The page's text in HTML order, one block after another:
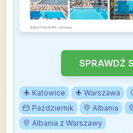
SPRAWDŹ
Katowice Warszawa
Październik
Albania
Albania z Warszawy